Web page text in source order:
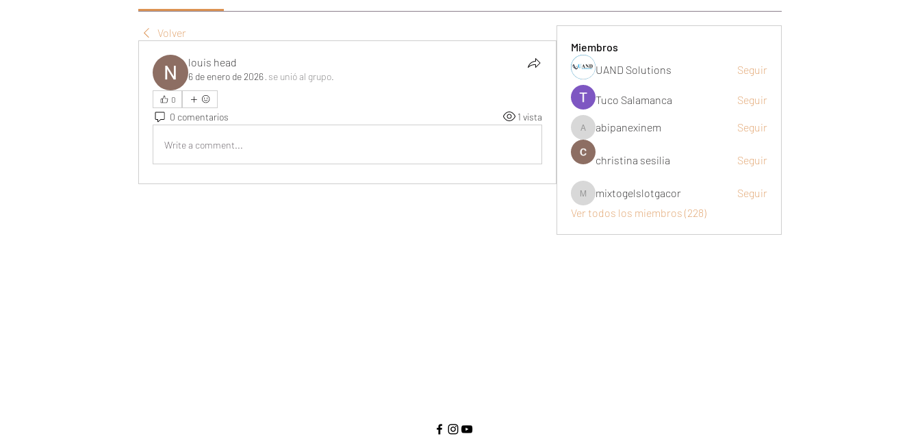
Volver
louis head
6 de enero de 2026· se unió al grupo.
0
0 comentarios 1 vista
Write a comment...
Miembros
UAND Solutions
Seguir
Tuco Salamanca Seguir
abipanexinem
abipanexinem Seguir
christina sesilia Seguir
mixtogelslotgacor
mixtogelslotgacor
Seguir
Ver todos los miembros (228)